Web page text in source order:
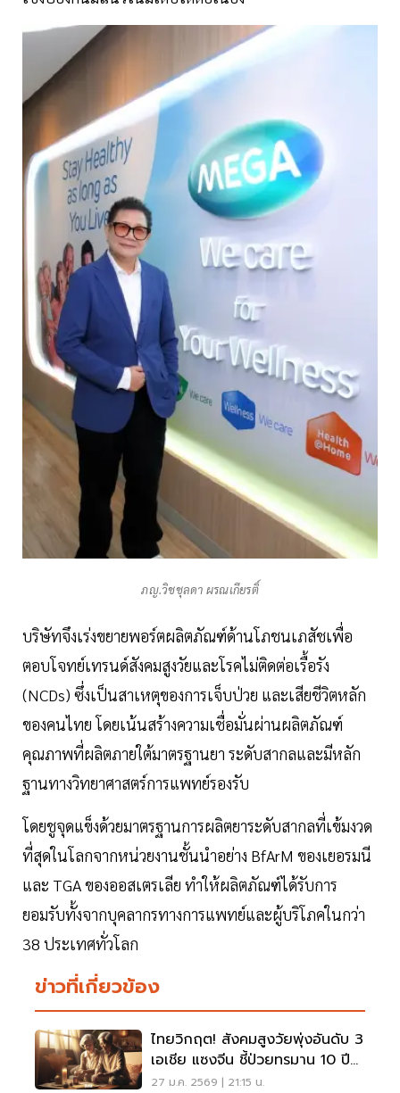
ภญ.วิชชุลดา ผรณเกียรติ์
บริษัทจึงเร่งขยายพอร์ตผลิตภัณฑ์ด้านโภชนเภสัชเพื่อ
ตอบโจทย์เทรนด์สังคมสูงวัยและโรคไม่ติดต่อเรื้อรัง
(NCDs) ซึ่งเป็นสาเหตุของการเจ็บป่วย และเสียชีวิตหลัก
ของคนไทย โดยเน้นสร้างความเชื่อมั่นผ่านผลิตภัณฑ์
คุณภาพที่ผลิตภายใต้มาตรฐานยา ระดับสากลและมีหลัก
ฐานทางวิทยาศาสตร์การแพทย์รองรับ
โดยชูจุดแข็งด้วยมาตรฐานการผลิตยาระดับสากลที่เข้มงวด
ที่สุดในโลกจากหน่วยงานชั้นนำอย่าง BfArM ของเยอรมนี
และ TGA ของออสเตรเลีย ทำให้ผลิตภัณฑ์ได้รับการ
ยอมรับทั้งจากบุคลากรทางการแพทย์และผู้บริโภคในกว่า
38 ประเทศทั่วโลก
ข่าวที่เกี่ยวข้อง
ไทยวิกฤต! สังคมสูงวัยพุ่งอันดับ 3
เอเชีย แซงจีน ชี้ป่วยทรมาน 10 ปี
ก่อนตาย
27 ม.ค. 2569 | 21:15 น.